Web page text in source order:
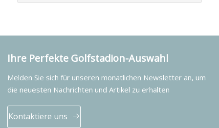
Ihre Perfekte Golfstadion-Auswahl
Melden Sie sich für unseren monatlichen Newsletter an, um
die neuesten Nachrichten und Artikel zu erhalten
Kontaktiere uns